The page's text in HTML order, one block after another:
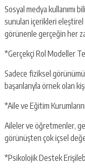
Sosyal medya kullanımı
sunulan içerikleri
görünenle gerçeğin her
*Gerçekçi Rol Modeller
Sadece fiziksel
başarılarıyla örnek olan
*Aile ve Eğitim
Aileler ve öğretmenler,
görünüşten çok içsel
*Psikolojik Destek